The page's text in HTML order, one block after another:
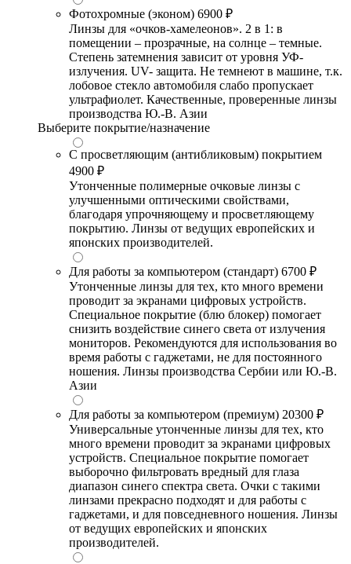
Фотохромные (эконом) 6900 ₽
Линзы для «очков-хамелеонов». 2 в 1: в
помещении – прозрачные, на солнце – темные.
Степень затемнения зависит от уровня УФ-
излучения. UV- защита. Не темнеют в машине, т.к.
лобовое стекло автомобиля слабо пропускает
ультрафиолет. Качественные, проверенные линзы
производства Ю.-В. Азии
Выберите покрытие/назначение
С просветляющим (антибликовым) покрытием
4900 ₽
Утонченные полимерные очковые линзы с
улучшенными оптическими свойствами,
благодаря упрочняющему и просветляющему
покрытию. Линзы от ведущих европейских и
японских производителей.
Для работы за компьютером (стандарт) 6700 ₽
Утонченные линзы для тех, кто много времени
проводит за экранами цифровых устройств.
Специальное покрытие (блю блокер) помогает
снизить воздействие синего света от излучения
мониторов. Рекомендуются для использования во
время работы с гаджетами, не для постоянного
ношения. Линзы производства Сербии или Ю.-В.
Азии
Для работы за компьютером (премиум) 20300 ₽
Универсальные утонченные линзы для тех, кто
много времени проводит за экранами цифровых
устройств. Специальное покрытие помогает
выборочно фильтровать вредный для глаза
диапазон синего спектра света. Очки с такими
линзами прекрасно подходят и для работы с
гаджетами, и для повседневного ношения. Линзы
от ведущих европейских и японских
производителей.